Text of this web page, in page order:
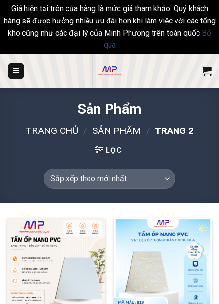
Giá hiện tại trên của hàng là mức giá tham khảo. Quý khách
hàng sẽ được hưởng nhiều ưu đãi hơn khi làm việc với các tổng
kho cũng như các đại lý của Minh Phương trên toàn quốc Bỏ
qua
Sản Phẩm
TRANG CHỦ / SẢN PHẨM / TRANG 2
LỌC